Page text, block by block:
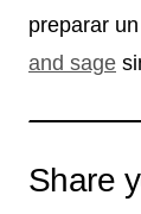
preparar
and sage
Share